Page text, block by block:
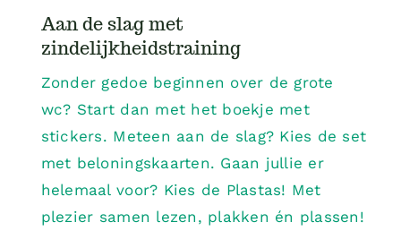
Boekje
Beloningssysteem
Tips
Contact
Aan de slag met
zindelijkheidstraining
Zonder gedoe beginnen over de grote
wc? Start dan met het boekje met
stickers. Meteen aan de slag? Kies de set
met beloningskaarten. Gaan jullie er
helemaal voor? Kies de Plastas! Met
plezier samen lezen, plakken én plassen!